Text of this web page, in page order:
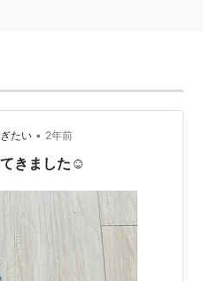
たい • 2年前
きました☺️